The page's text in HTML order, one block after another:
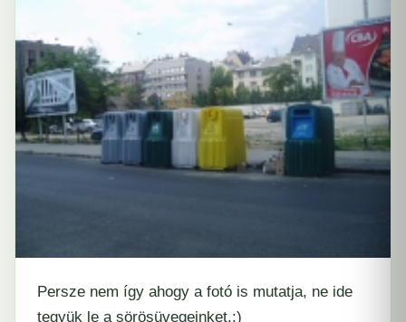
Persze nem így ahogy a fotó is mutatja, ne ide
tegyük le a sörösüvegeinket.:)